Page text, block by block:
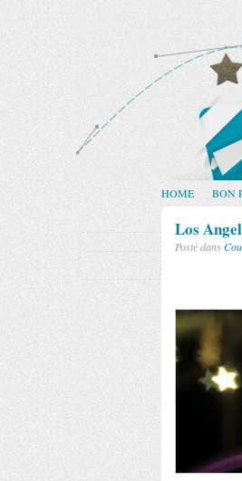
HOME BON
Los
Posté dans